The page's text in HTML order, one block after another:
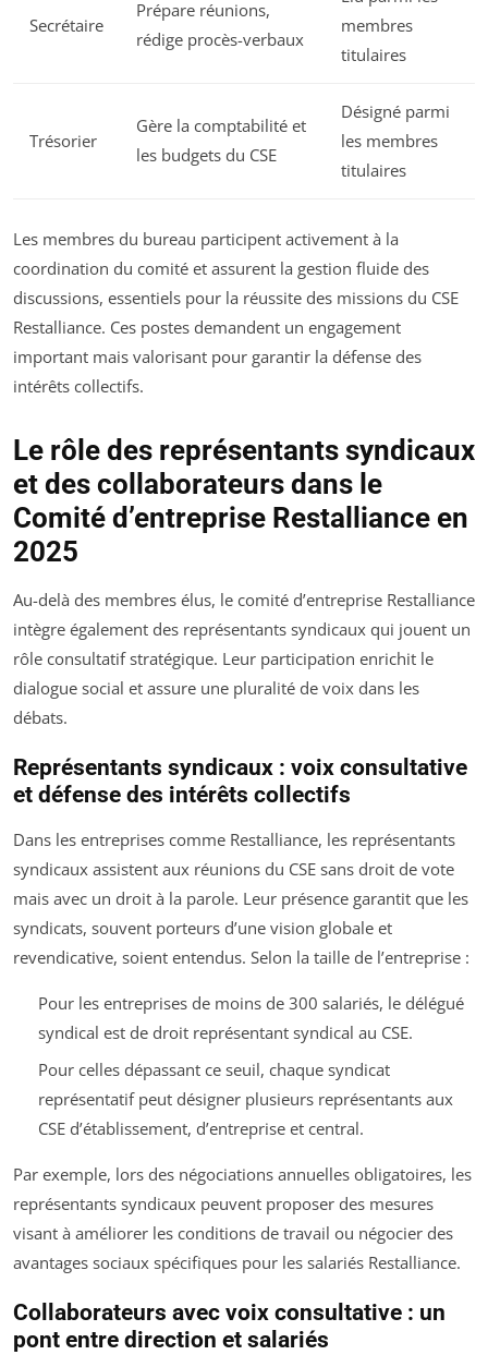
Secrétaire
Prépare réunions,
rédige procès-verbaux
membres
titulaires
Trésorier
Gère la comptabilité et
les budgets du CSE
Désigné parmi
les membres
titulaires
Les membres du bureau participent activement à la
coordination du comité et assurent la gestion fluide des
discussions, essentiels pour la réussite des missions du CSE
Restalliance. Ces postes demandent un engagement
important mais valorisant pour garantir la défense des
intérêts collectifs.
Le rôle des représentants syndicaux
et des collaborateurs dans le
Comité d’entreprise Restalliance en
2025
Au-delà des membres élus, le comité d’entreprise Restalliance
intègre également des représentants syndicaux qui jouent un
rôle consultatif stratégique. Leur participation enrichit le
dialogue social et assure une pluralité de voix dans les
débats.
Représentants syndicaux : voix consultative
et défense des intérêts collectifs
Dans les entreprises comme Restalliance, les représentants
syndicaux assistent aux réunions du CSE sans droit de vote
mais avec un droit à la parole. Leur présence garantit que les
syndicats, souvent porteurs d’une vision globale et
revendicative, soient entendus. Selon la taille de l’entreprise :
Pour les entreprises de moins de 300 salariés, le délégué
syndical est de droit représentant syndical au CSE.
Pour celles dépassant ce seuil, chaque syndicat
représentatif peut désigner plusieurs représentants aux
CSE d’établissement, d’entreprise et central.
Par exemple, lors des négociations annuelles obligatoires, les
représentants syndicaux peuvent proposer des mesures
visant à améliorer les conditions de travail ou négocier des
avantages sociaux spécifiques pour les salariés Restalliance.
Collaborateurs avec voix consultative : un
pont entre direction et salariés